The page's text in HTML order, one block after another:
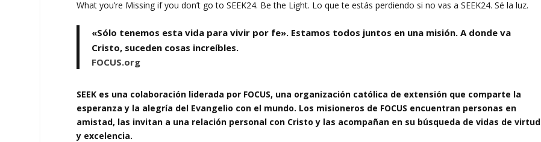
What you’re Missing if you don’t go to SEEK24. Be the Light. Lo que te estás perdiendo si no vas a SEEK24. Sé la luz.
«Sólo tenemos esta vida para vivir por fe». Estamos todos juntos en una misión. A donde va
Cristo, suceden cosas increíbles.
FOCUS.org
SEEK es una colaboración liderada por FOCUS, una organización católica de extensión que comparte la
esperanza y la alegría del Evangelio con el mundo. Los misioneros de FOCUS encuentran personas en
amistad, las invitan a una relación personal con Cristo y las acompañan en su búsqueda de vidas de virtud
y excelencia.